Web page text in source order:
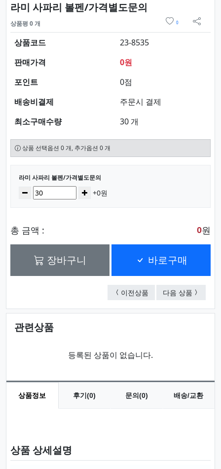
라미 사파리 볼펜/가격별도문의
상품평 0 개 0
sns 공
상품코드
23-8535
판매가격
0원
포인트
0점
배송비결제
주문시 결제
최소구매수량
30 개
상품 선택옵션 0 개, 추가옵션 0 개
선택된 옵션
라미 사파리 볼펜/가격별도문의
수량감소 증가+0원
총 금액 : 0원
장바구니 바로구매
이전상품 라미 사파리 샤프 / 가
다음 상품 라미 사
관련상품
등록된 상품이 없습니다.
상품정보 후기(0) 문의(0) 배송/교환
상품 상세설명